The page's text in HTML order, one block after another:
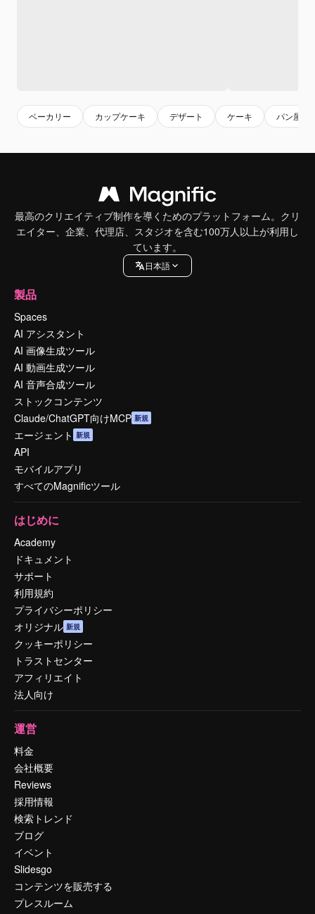
ベーカリー カップケーキ デザート ケーキ パン屋
最高のクリエイティブ制作を導くためのプラットフォーム。クリ
エイター、企業、代理店、スタジオを含む100万人以上が利用し
ています。
日本語
製品
Spaces
AI アシスタント
AI 画像生成ツール
AI 動画生成ツール
AI 音声合成ツール
ストックコンテンツ
Claude/ChatGPT向けMCP 新規
エージェント 新規
API
モバイルアプリ
すべてのMagnificツール
はじめに
Academy
ドキュメント
サポート
利用規約
プライバシーポリシー
オリジナル 新規
クッキーポリシー
トラストセンター
アフィリエイト
法人向け
運営
料金
会社概要
Reviews
採用情報
検索トレンド
ブログ
イベント
Slidesgo
コンテンツを販売する
プレスルーム